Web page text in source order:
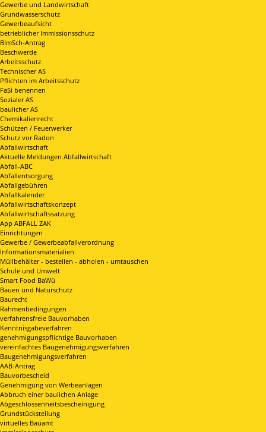
Gewerbe und Landwirtschaft
Grundwasserschutz
Gewerbeaufsicht
betrieblicher Immissionsschutz
BImSch-Antrag
Beschwerde
Arbeitsschutz
Technischer AS
Pflichten im Arbeitsschutz
FaSi benennen
Sozialer AS
baulicher AS
Chemikalienrecht
Schützen / Feuerwerker
Schutz vor Radon
Abfallwirtschaft
Aktuelle Meldungen Abfallwirtschaft
Abfall-ABC
Abfallentsorgung
Abfallgebühren
Abfallkalender
Abfallwirtschaftskonzept
Abfallwirtschaftssatzung
App ABFALL ZAK
Einrichtungen
Gewerbe / Gewerbeabfallverordnung
Informationsmaterialien
Müllbehälter - bestellen - abholen - umtauschen
Schule und Umwelt
Smart Food BaWü
Bauen und Naturschutz
Baurecht
Rahmenbedingungen
verfahrensfreie Bauvorhaben
Kenntnisgabeverfahren
genehmigungspflichtige Bauvorhaben
vereinfachtes Baugenehmigungsverfahren
Baugenehmigungsverfahren
AAB-Antrag
Bauvorbescheid
Genehmigung von Werbeanlagen
Abbruch einer baulichen Anlage
Abgeschlossenheitsbescheinigung
Grundstücksteilung
virtuelles Bauamt